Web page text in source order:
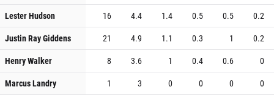
Lester Hudson
16 4.4 1.4 0.5 0.5
0.2
Justin Ray Giddens
21 4.9 1.1 0.3 1
0.2
Henry Walker
8 3.6 1 0.4 0.6
0
Marcus Landry
1 3 0 0 0 0